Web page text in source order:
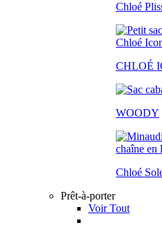
Chloé
CHLOÉ
WOODY
Chloé
Prêt-à-porter
Voir Tout